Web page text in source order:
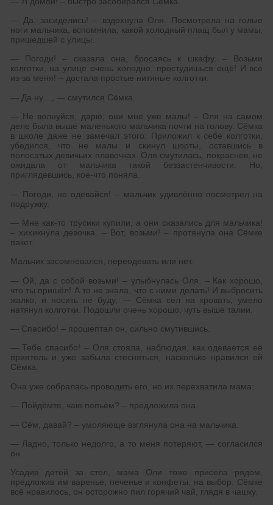
— Да, засиделись! – вздохнула Оля. Посмотрела на голые
ноги мальчика, вспомнила, какой холодный плащ был у мамы,
пришедшей с улицы.
— Погоди! – сказала она, бросаясь к шкафу. – Возьми
колготки, на улице очень холодно, простудишься ещё! И всё
из-за меня! – достала простые нитяные колготки.
— Да ну…, — смутился Сёмка.
— Не волнуйся, дарю, они мне уже малы! – Оля на самом
деле была выше маленького мальчика почти на голову. Сёмка
в школе даже не замечал этого. Приложил к себе колготки,
убедился, что не малы и скинул шорты, оставшись в
полосатых девичьих плавочках. Оля смутилась, покраснев, не
ожидала от мальчика такой беззастенчивости. Но,
приглядевшись, кое-что поняла.
— Погоди, не одевайся! – мальчик удивлённо посмотрел на
подружку.
— Мне как-то трусики купили, а они оказались для мальчика!
– хихикнула девочка. – Вот, возьми! – протянула она Сёмке
пакет.
Мальчик засомневался, переодевать или нет.
— Ой, да с собой возьми! – улыбнулась Оля. – Как хорошо,
что ты пришёл! А то не знала, что с ними делать! И выбросить
жалко, и носить не буду, — Сёмка сел на кровать, умело
натянул колготки. Подошли очень хорошо, чуть выше талии.
— Спасибо! – прошептал он, сильно смутившись.
— Тебе спасибо! – Оля стояла, наблюдая, как одевается её
приятель и уже забыла стесняться, насколько нравился ей
Сёмка.
Она уже собралась проводить его, но их перехватила мама:
— Пойдёмте, чаю попьём? – предложила она.
— Сём, давай? – умоляюще взглянула она на мальчика.
— Ладно, только недолго, а то меня потеряют, — согласился
он.
Усадив детей за стол, мама Оли тоже присела рядом,
предложив им варенье, печенье и конфеты, на выбор. Сёмке
всё нравилось, он осторожно пил горячий чай, глядя в чашку.